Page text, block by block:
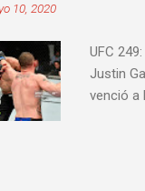
10, 2020
UFC
Justin
venció a